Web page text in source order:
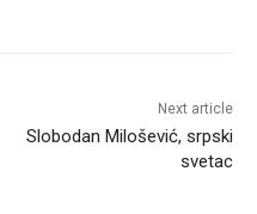
Next article
Slobodan Milošević, srpski
svetac